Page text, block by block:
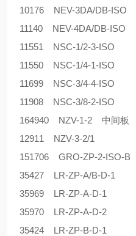
10176 NEV-3DA/DB-ISO
11140 NEV-4DA/DB-ISO
11551 NSC-1/2-3-ISO
11550 NSC-1/4-1-ISO
11699 NSC-3/4-4-ISO
11908 NSC-3/8-2-ISO
164940 NZV-1-2 中间板
12911 NZV-3-2/1
151706 GRO-ZP-2-ISO-B
35427 LR-ZP-A/B-D-1
35969 LR-ZP-A-D-1
35970 LR-ZP-A-D-2
35424 LR-ZP-B-D-1